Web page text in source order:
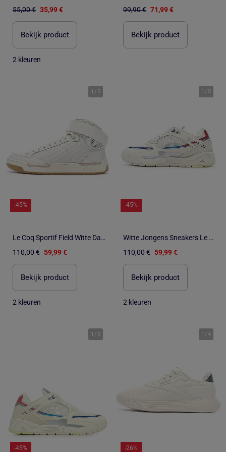
55,00 € 35,99 €
Bekijk product
2 kleuren
99,90 € 71,99 €
Bekijk product
1 / 5
-45%
Le Coq Sportif Field Witte Dames Sneakers
110,00 € 59,99 €
Bekijk product
2 kleuren
1 / 5
-45%
Witte Jongens Sneakers Le Coq Sportif Oly R1100
110,00 € 59,99 €
Bekijk product
2 kleuren
1 / 5
-45%
1 /4
-26%